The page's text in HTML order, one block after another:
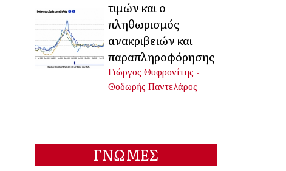
τιμών και ο
πληθωρισμός
ανακριβειών και
παραπληροφόρησης
Γιώργος Θυφρονίτης -
Θοδωρής Παντελάρος
ΓΝΩΜΕΣ